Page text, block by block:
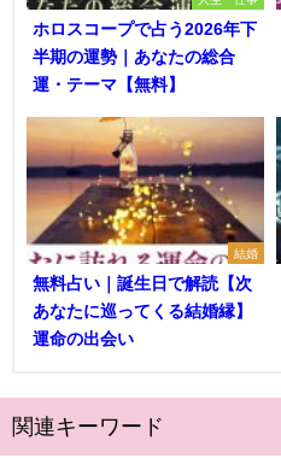
ホロスコープで占う2026年下
半期の運勢｜あなたの総合
運・テーマ【無料】
結婚
無料占い｜誕生日で解読【次
あなたに巡ってくる結婚縁】
運命の出会い
関連キーワード